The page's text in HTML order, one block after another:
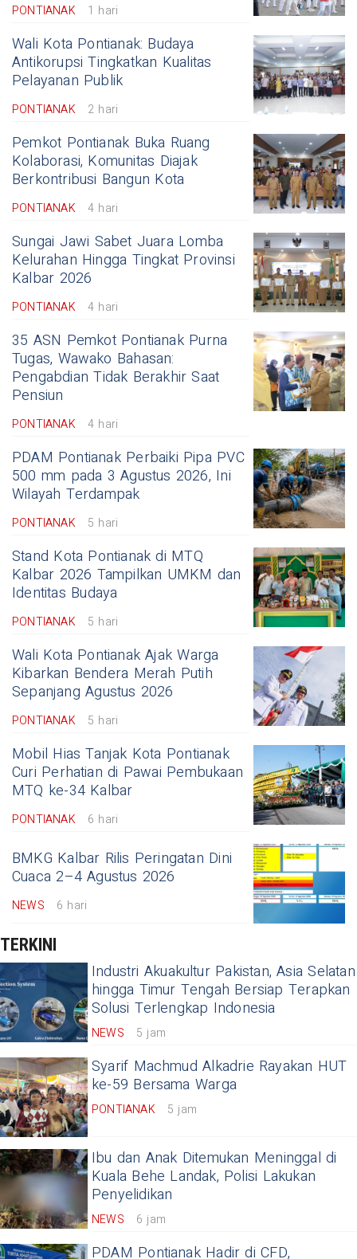
PONTIANAK 1 hari
Wali Kota Pontianak: Budaya
Antikorupsi Tingkatkan Kualitas
Pelayanan Publik
PONTIANAK 2 hari
Pemkot Pontianak Buka Ruang
Kolaborasi, Komunitas Diajak
Berkontribusi Bangun Kota
PONTIANAK 4 hari
Sungai Jawi Sabet Juara Lomba
Kelurahan Hingga Tingkat Provinsi
Kalbar 2026
PONTIANAK 4 hari
35 ASN Pemkot Pontianak Purna
Tugas, Wawako Bahasan:
Pengabdian Tidak Berakhir Saat
Pensiun
PONTIANAK 4 hari
PDAM Pontianak Perbaiki Pipa PVC
500 mm pada 3 Agustus 2026, Ini
Wilayah Terdampak
PONTIANAK 5 hari
Stand Kota Pontianak di MTQ
Kalbar 2026 Tampilkan UMKM dan
Identitas Budaya
PONTIANAK 5 hari
Wali Kota Pontianak Ajak Warga
Kibarkan Bendera Merah Putih
Sepanjang Agustus 2026
PONTIANAK 5 hari
Mobil Hias Tanjak Kota Pontianak
Curi Perhatian di Pawai Pembukaan
MTQ ke-34 Kalbar
PONTIANAK 6 hari
BMKG Kalbar Rilis Peringatan Dini
Cuaca 2–4 Agustus 2026
NEWS 6 hari
TERKINI
Industri Akuakultur Pakistan, Asia Selatan
hingga Timur Tengah Bersiap Terapkan
Solusi Terlengkap Indonesia
NEWS 5 jam
Syarif Machmud Alkadrie Rayakan HUT
ke-59 Bersama Warga
PONTIANAK 5 jam
Ibu dan Anak Ditemukan Meninggal di
Kuala Behe Landak, Polisi Lakukan
Penyelidikan
NEWS 6 jam
PDAM Pontianak Hadir di CFD,